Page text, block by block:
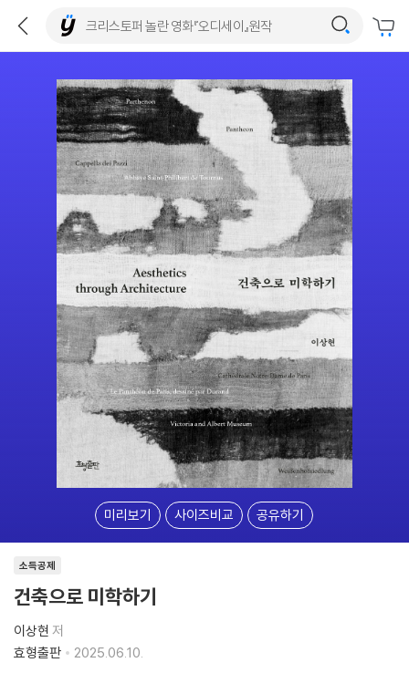
미리보기 사이즈비교 공유하기
소득공제
건축으로 미학하기
이상현 저
효형출판
2025.06.10.